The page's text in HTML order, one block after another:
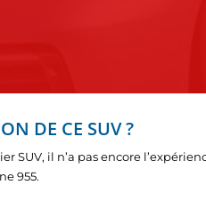
DE CE SUV ?
il n’a pas encore
955.